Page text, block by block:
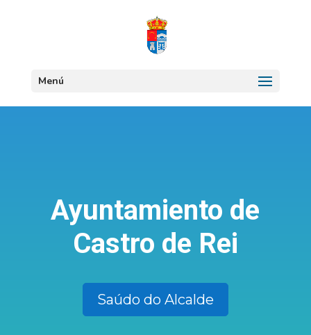
Menú
Ayuntamiento de
Castro de Rei
Saúdo do Alcalde